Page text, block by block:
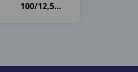
100/12,5